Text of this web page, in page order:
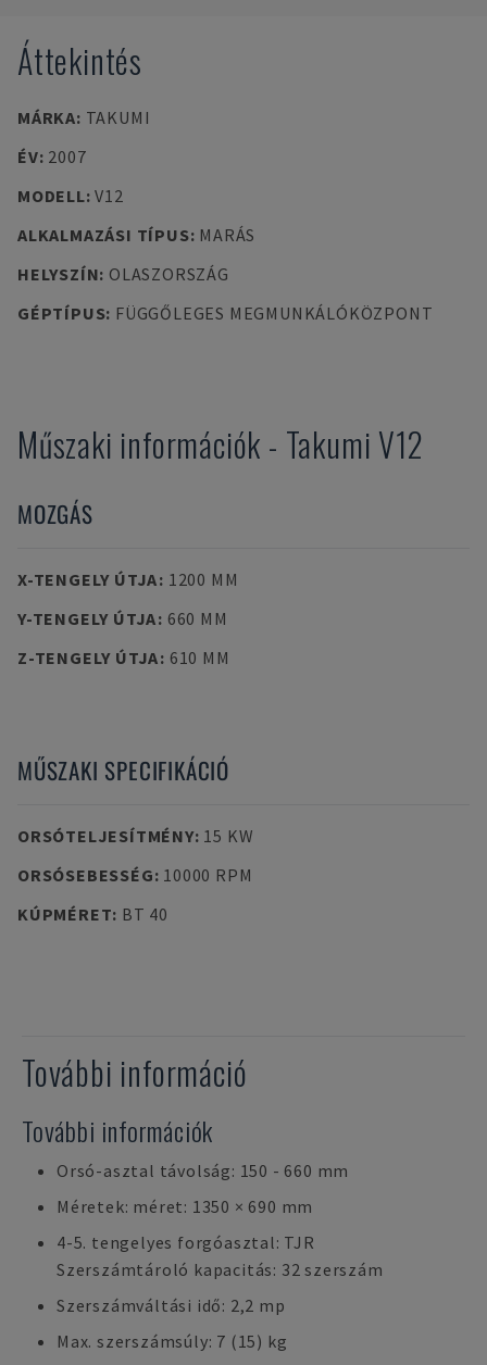
Áttekintés
MÁRKA: TAKUMI
ÉV: 2007
MODELL:V12
ALKALMAZÁSI TÍPUS: MARÁS
HELYSZÍN: OLASZORSZÁG
GÉPTÍPUS: FÜGGŐLEGES MEGMUNKÁLÓKÖZPONT
Műszaki információk - Takumi V12
MOZGÁS
X-TENGELY ÚTJA: 1200 MM
Y-TENGELY ÚTJA: 660 MM
Z-TENGELY ÚTJA: 610 MM
MŰSZAKI SPECIFIKÁCIÓ
ORSÓTELJESÍTMÉNY: 15 KW
ORSÓSEBESSÉG: 10000 RPM
KÚPMÉRET: BT 40
További információ
További információk
Orsó-asztal távolság: 150 - 660 mm
Méretek: méret: 1350 × 690 mm
4-5. tengelyes forgóasztal: TJR
Szerszámtároló kapacitás: 32 szerszám
Szerszámváltási idő: 2,2 mp
Max. szerszámsúly: 7 (15) kg